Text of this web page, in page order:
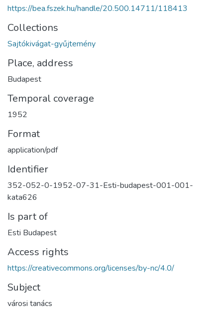
https://bea.fszek.hu/handle/20.500.14711/118413
Collections
Sajtókivágat-gyűjtemény
Place, address
Budapest
Temporal coverage
1952
Format
application/pdf
Identifier
352-052-0-1952-07-31-Esti-budapest-001-001-
kata626
Is part of
Esti Budapest
Access rights
https://creativecommons.org/licenses/by-nc/4.0/
Subject
városi tanács